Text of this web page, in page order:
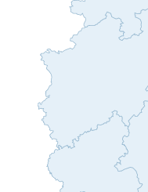
Eberhard Schmidt
Niederlassungsleiter